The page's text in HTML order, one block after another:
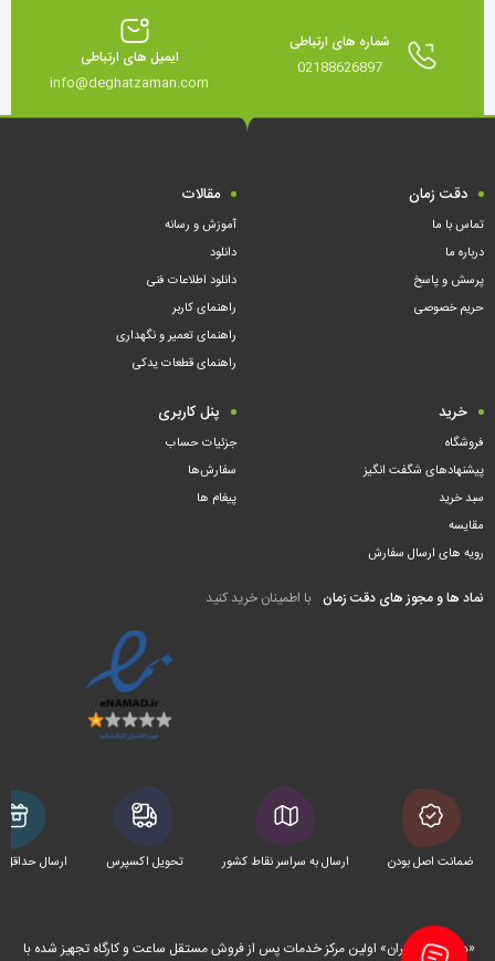
شماره های ارتباطی
02188626897
ایمیل های ارتباطی
info@deghatzaman.com
دقت زمان
تماس با ما
درباره ما
پرسش و پاسخ
حریم خصوصی
مقالات
آموزش و رسانه
دانلود
دانلود اطلاعات فنی
راهنمای کاربر
راهنمای تعمیر و نگهداری
راهنمای قطعات یدکی
خرید
فروشگاه
پیشنهادهای شگفت انگیز
سبد خرید
مقایسه
رویه های ارسال سفارش
پنل کاربری
جزئیات حساب
سفارش‌ها
پیغام ها
نماد ها و مجوز های دقت زمان با اطمینان خرید کنید
ضمانت اصل بودن ارسال به سراسر نقاط کشور تحویل اکسپرس ارسال
«دقت زمان تهران» اولین مرکز خدمات پس از فروش مستقل ساعت و کارگاه تجهیز شده با